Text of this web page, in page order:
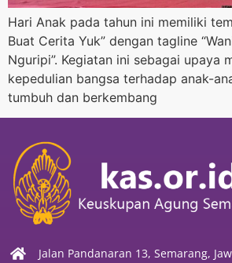
Hari Anak pada tahun ini memiliki
Buat Cerita Yuk” dengan tagline
Nguripi”. Kegiatan ini sebagai upaya
kepedulian bangsa terhadap anak-
tumbuh dan berkembang
Jalan Pandanaran 13, Semarang,